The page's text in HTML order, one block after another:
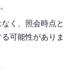
く、照会時点と
可能性がありま